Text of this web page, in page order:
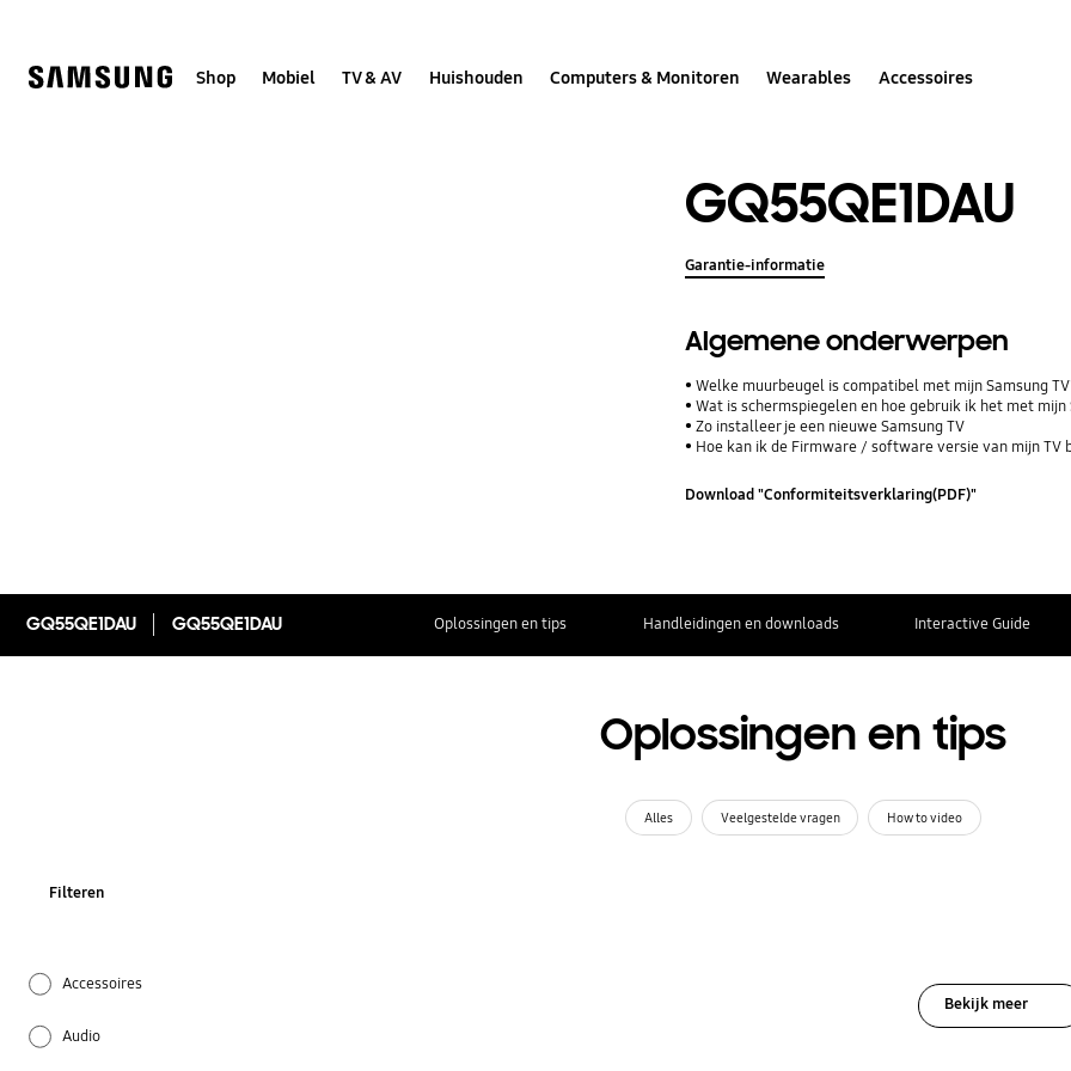
Shop Mobiel TV & AV Huishouden Computers & Monitoren Wearables Accessoires
GQ55QE1DAU
Garantie-informatie
Algemene onderwerpen
Welke muurbeugel is compatibel met mijn Samsung
Wat is schermspiegelen en hoe gebruik ik het met mijn
Zo installeer je een nieuwe Samsung TV
Hoe kan ik de Firmware / software versie van mijn
Download "Conformiteitsverklaring(PDF)"
GQ55QE1DAU GQ55QE1DAU Oplossingen en tips Handleidingen en downloads Interactive Guide
Oplossingen en tips
Alles Veelgestelde vragen How to video
Filteren
Accessoires
Audio
Bekijk meer